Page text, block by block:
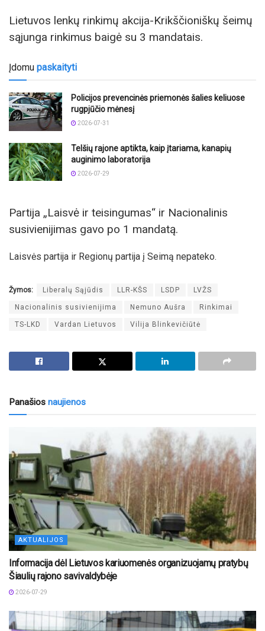
Lietuvos lenkų rinkimų akcija-Krikščioniškų šeimų
sąjunga rinkimus baigė su 3 mandatais.
Įdomu paskaityti
Policijos prevencinės priemonės šalies keliuose
rugpjūčio mėnesį
2026-07-31
Telšių rajone aptikta, kaip įtariama, kanapių
auginimo laboratorija
2026-07-29
Partija „Laisvė ir teisingumas“ ir Nacionalinis
susivienijimas gavo po 1 mandatą.
Laisvės partija ir Regionų partija į Seimą nepateko.
Žymos: Liberalų Sąjūdis LLR-KŠS LSDP LVŽS
Nacionalinis susivienijima Nemuno Aušra Rinkimai
TS-LKD Vardan Lietuvos Vilija Blinkevičiūtė
Panašios naujienos
AKTUALIJOS
Informacija dėl Lietuvos kariuomenės organizuojamų pratybų
Šiaulių rajono savivaldybėje
2026-07-29